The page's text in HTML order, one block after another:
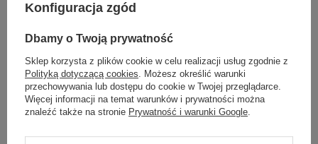
Sprawdź
czy masz wszystko
TWOJA LISTA SPRZĘTOWA
Konfiguracja zgód
Dbamy o Twoją prywatność
Sklep korzysta z plików cookie w celu realizacji usług zgodnie z
Polityką dotyczącą cookies . Możesz określić warunki
przechowywania lub dostępu do cookie w Twojej przeglądarce.
Więcej informacji na temat warunków i prywatności można
znaleźć także na stronie Prywatność i warunki Google